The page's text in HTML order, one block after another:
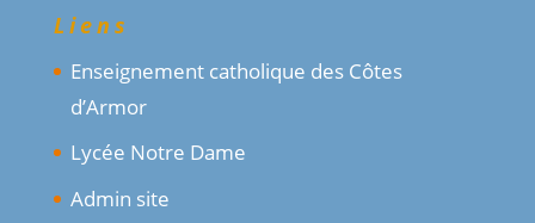
Liens
Enseignement catholique des Côtes
d’Armor
Lycée Notre Dame
Admin site